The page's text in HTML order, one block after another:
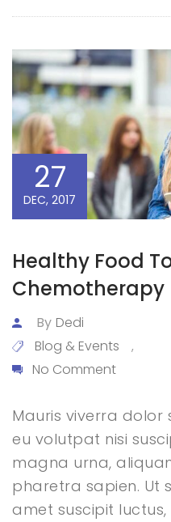
27
DEC, 2017
Healthy Food
Chemotherapy
By Dedi
Blog & Events
,
No Comment
Mauris viverra dolor
eu volutpat nisi
magna urna,
pharetra sapien. Ut
amet suscipit